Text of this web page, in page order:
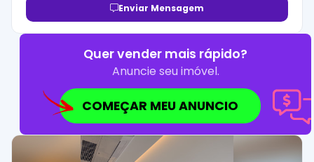
Enviar Mensagem
Quer vender mais rápido?
Anuncie seu imóvel.
COMEÇAR MEU ANUNCIO